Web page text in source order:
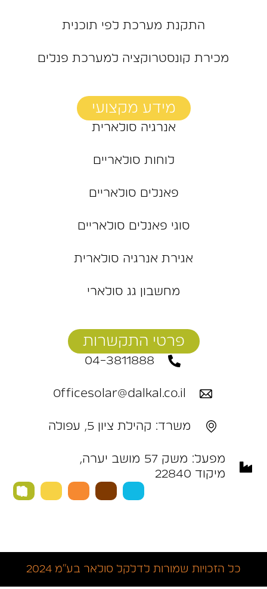
התקנת מערכת לפי תוכנית
מכירת קונסטרוקציה למערכת פנלים
מידע מקצועי
אנרגיה סולארית
לוחות סולאריים
פאנלים סולאריים
סוגי פאנלים סולאריים
אגירת אנרגיה סולארית
מחשבון גג סולארי
פרטי התקשרות
04-3811888
Officesolar@dalkal.co.il
משרד: קהילת ציון 5, עפולה
מפעל: ‬משק‭ ‬57‭ ‬מושב‭ ‬יערה,
מיקוד 22840 ‭
כל הזכויות שמורות לדלקל סולאר בע״מ 2024